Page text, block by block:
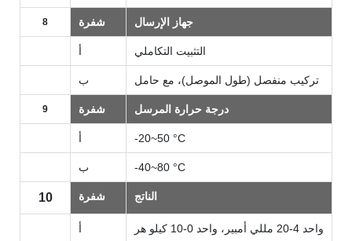
8 شفرة جهاز الإرسال
أ التثبيت التكاملي
ب تركيب منفصل (طول الموصل)، مع حامل
9 شفرة درجة حرارة المرسل
أ -20~50 °C
ب -40~80 °C
10 شفرة الناتج
أ
واحد 4-20 مللي أمبير، واحد 0-10 كيلو هر